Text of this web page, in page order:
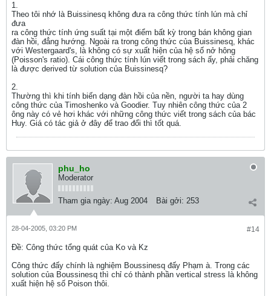
1.
Theo tôi nhớ là Buissinesq không đưa ra công thức tính lún mà chỉ
đưa
ra công thức tính ứng suất tại một điểm bất kỳ trong bán không gian
đàn hồi, đẳng hướng. Ngoài ra trong công thức của Buissinesq, khác
với Westergaard's, là không có sự xuất hiện của hệ số nở hông
(Poisson's ratio). Cái công thức tính lún viết trong sách ấy, phải chăng
là được derived từ solution của Buissinesq?
2.
Thường thì khi tính biến dạng đàn hồi của nền, người ta hay dùng
công thức của Timoshenko và Goodier. Tuy nhiên công thức của 2
ông này có vẻ hơi khác với những công thức viết trong sách của bác
Huy. Giá có tác giả ở đây để trao đổi thì tốt quá.
phu_ho
Moderator
Tham gia ngày: Aug 2004 Bài gởi: 253
#14
28-04-2005, 03:20 PM
Ðề: Công thức tổng quát của Ko và Kz
Công thức đấy chính là nghiệm Boussinesq đấy Phạm à. Trong các
solution của Boussinesq thì chỉ có thành phần vertical stress là không
xuất hiện hệ số Poison thôi.